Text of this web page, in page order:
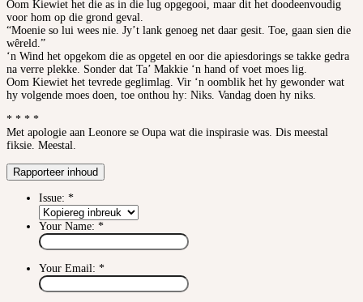
Oom Kiewiet het die as in die lug opgegooi, maar dit het doodeenvoudig
voor hom op die grond geval.
“Moenie so lui wees nie. Jy’t lank genoeg net daar gesit. Toe, gaan sien die
wêreld.”
‘n Wind het opgekom die as opgetel en oor die apiesdorings se takke gedra
na verre plekke. Sonder dat Ta’ Makkie ‘n hand of voet moes lig.
Oom Kiewiet het tevrede geglimlag. Vir ‘n oomblik het hy gewonder wat
hy volgende moes doen, toe onthou hy: Niks. Vandag doen hy niks.
* * * *
Met apologie aan Leonore se Oupa wat die inspirasie was. Dis meestal
fiksie. Meestal.
Rapporteer inhoud
Issue: *
Your Name: *
Your Email: *